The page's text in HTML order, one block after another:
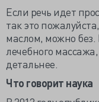
Если речь идет
так это
маслом, можно без.
лечебного
детальнее.
Что говорит наука